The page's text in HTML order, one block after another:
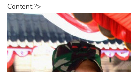
Content;?>